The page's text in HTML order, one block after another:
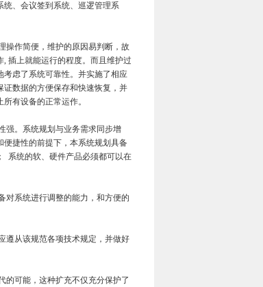
统、会议签到系统、巡逻管理系
操作简便，维护的原因易判断，故
插上就能运行的程度。而且维护过
虑了系统可靠性。并实施了相应
数据的方便保存和快速恢复，并
有设备的正常运作。
强。系统规划与业务需求同步增
捷性的前提下，本系统规划具备
系统的软、硬件产品必须都可以在
系统进行调整的能力，和方便的
遵从该规范各项技术规定，并做好
可能，这种扩充不仅充分保护了